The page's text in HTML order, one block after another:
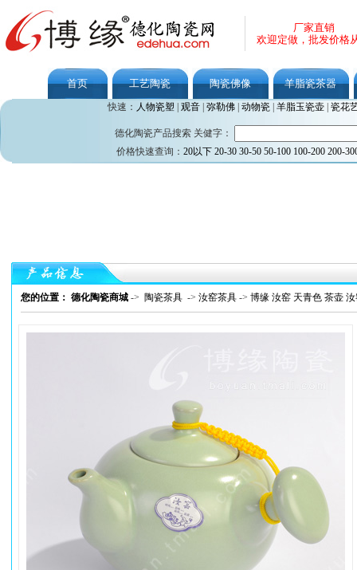
厂家直销
欢迎定做，批发价格
首页 工艺陶瓷 陶瓷佛像 羊脂瓷茶器
快速： 人物瓷塑 观音| 弥勒佛| 动物瓷| 羊脂玉瓷壶| 瓷花
德化陶瓷产品搜索 关健字：
价格快速查询： 20以下 20-30 30-50 50-100 100-200 200-
您的位置： 德化陶瓷商城 -> 陶瓷茶具 -> 汝窑茶具 -> 博缘 汝窑 天青色 茶壶